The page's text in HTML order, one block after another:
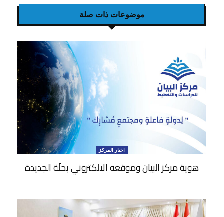
موضوعات ذات صلة
اخبار المركز
هوية مركز البيان وموقعه الالكتروني بحلّة الجديدة